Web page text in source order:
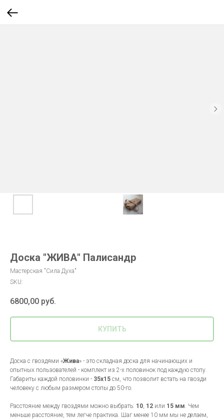
Доска "ЖИВА" Палисандр
Мастерская "Сила Духа"
SKU:
6800,00 руб.
КУПИТЬ
Доска с гвоздями «Жива» - это складная доска для начинающих и
опытных пользователей - комплект из 2-х половинок под каждую стопу.
Габариты каждой половинки - 35х15 см, что позволит встать на гвозди
человеку с любым размером стопы до 50-го.
Расстояние между гвоздями можно выбрать: 10, 12 или 15 мм. Чем
меньше расстояние, тем легче практика. Шаг менее 10 мм мы не делаем,